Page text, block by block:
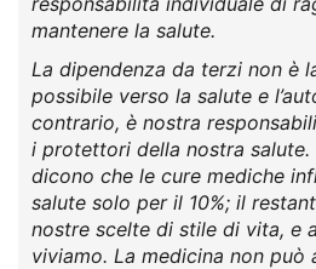
mantenere la salute.
La dipendenza da terzi non è
possibile verso la salute e
contrario, è nostra
i protettori della nostra
dicono che le cure mediche
salute solo per il 10%; il
nostre scelte di stile di vita, e
viviamo. La medicina non